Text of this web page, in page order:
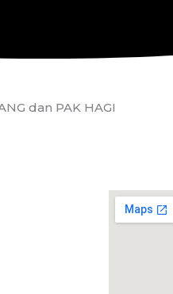
dan PAK HAGI